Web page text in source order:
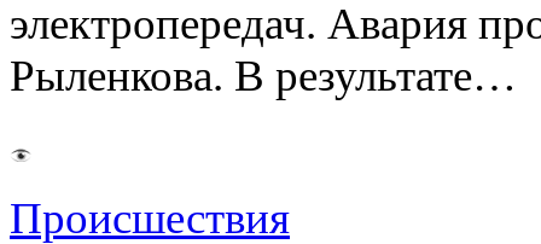
электропередач. Авария
Рыленкова. В результате…
Происшествия